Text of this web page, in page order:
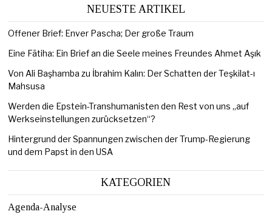
NEUESTE ARTIKEL
Offener Brief: Enver Pascha; Der große Traum
Eine Fātiha: Ein Brief an die Seele meines Freundes Ahmet Aşık
Von Ali Başhamba zu İbrahim Kalın: Der Schatten der Teşkilat-ı
Mahsusa
Werden die Epstein-Transhumanisten den Rest von uns „auf
Werkseinstellungen zurücksetzen“?
Hintergrund der Spannungen zwischen der Trump-Regierung
und dem Papst in den USA
KATEGORIEN
Agenda-Analyse